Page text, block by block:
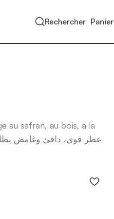
Rechercher Panier
au safran, au bois, à la